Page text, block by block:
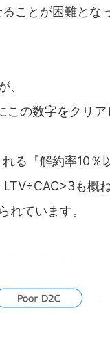
ことが困難とな
、
この数字をクリ
る『解約率10％
LTV÷CAC>3も概
れています。